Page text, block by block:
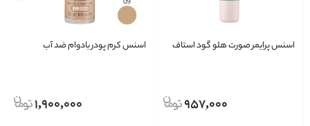
اسنس پرایمر صورت هلو گود استاف
957,000
اسنس کرم پودر بادوام ضد آب
1,900,000